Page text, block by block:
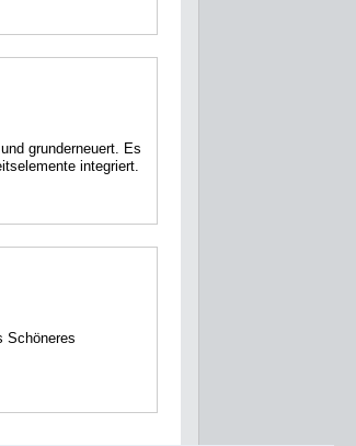
grunderneuert. Es
integriert.
Schöneres